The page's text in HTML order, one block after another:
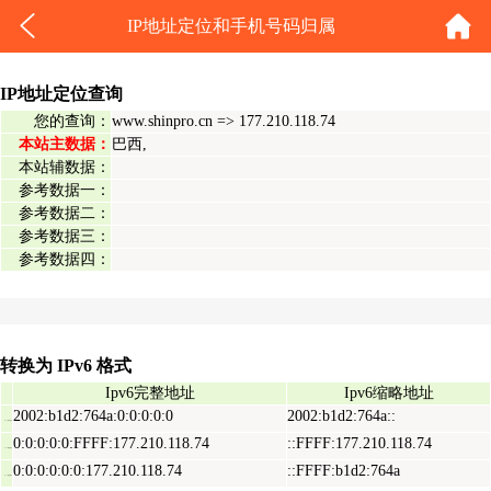
IP地址定位和手机号码归属
IP地址定位查询
您的查询： www.shinpro.cn => 177.210.118.74
本站主数据： 巴西,
本站辅数据：
参考数据一：
参考数据二：
参考数据三：
参考数据四：
转换为 IPv6 格式
Ipv6完整地址 Ipv6缩略地址
2002:b1d2:764a:0:0:0:0:0 2002:b1d2:764a::
0:0:0:0:0:FFFF:177.210.118.74 ::FFFF:177.210.118.74
0:0:0:0:0:0:177.210.118.74 ::FFFF:b1d2:764a